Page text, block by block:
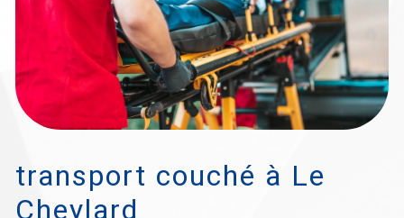
transport couché à Le
Cheylard